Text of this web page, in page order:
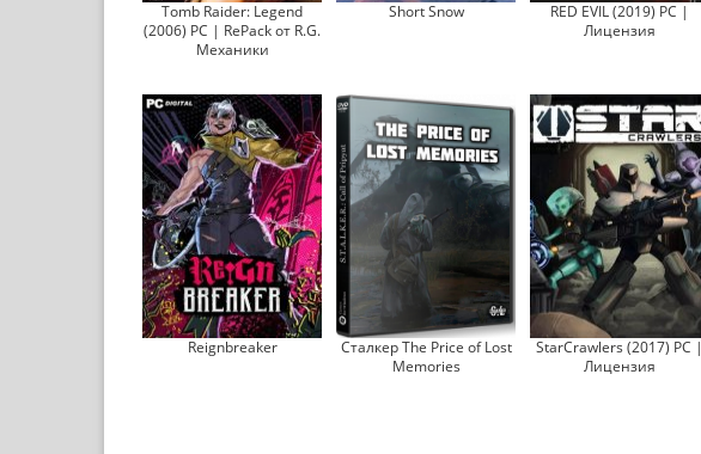
Tomb Raider: Legend
(2006) PC | RePack от R.G.
Механики
Short Snow
RED EVIL (2019) PC |
Лицензия
Reignbreaker
Сталкер The Price of Lost
Memories
StarCrawlers (2017) PC |
Лицензия